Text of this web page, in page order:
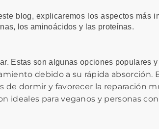
blog, explicaremos los aspectos más
los aminoácidos y las proteínas.
Estas son algunas opciones populares
debido a su rápida absorción.
de dormir y favorecer la reparación
ideales para veganos y personas